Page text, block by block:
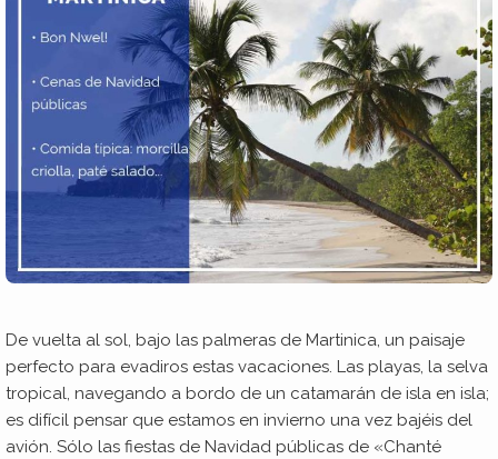
De vuelta al sol, bajo las palmeras de Martinica, un paisaje
perfecto para evadiros estas vacaciones. Las playas, la selva
tropical, navegando a bordo de un catamarán de isla en isla;
es difícil pensar que estamos en invierno una vez bajéis del
avión. Sólo las fiestas de Navidad públicas de «Chanté